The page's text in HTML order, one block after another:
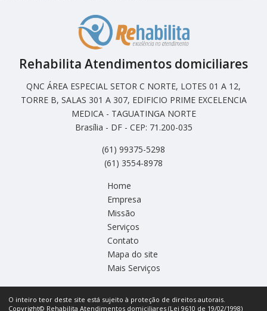
Rehabilita Atendimentos domiciliares
QNC ÁREA ESPECIAL SETOR C NORTE, LOTES 01 A 12,
TORRE B, SALAS 301 A 307, EDIFICIO PRIME EXCELENCIA
MEDICA - TAGUATINGA NORTE
Brasília - DF - CEP: 71.200-035
(61) 99375-5298
(61) 3554-8978
Home
Empresa
Missão
Serviços
Contato
Mapa do site
Mais Serviços
O inteiro teor deste site está sujeito à proteção de direitos autorais.
Copyright© Rehabilita Atendimentos domiciliares (Lei 9610 de 19/02/1998)